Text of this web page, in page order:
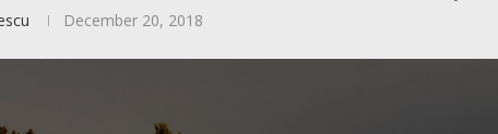
December 20, 2018